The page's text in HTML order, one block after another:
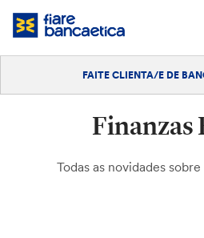
Saltar
FAITE CLIENTA/E DE
Finanzas
Todas as novidades